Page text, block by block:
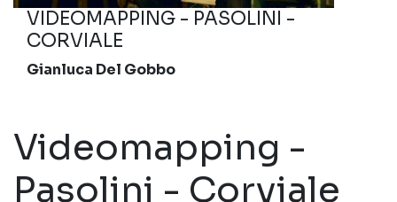
VIDEOMAPPING - PASOLINI -
CORVIALE
Gianluca Del Gobbo
Videomapping -
Pasolini - Corviale